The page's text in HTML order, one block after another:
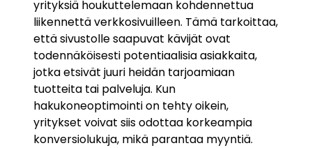
yrityksiä houkuttelemaan kohdennettua
liikennettä verkkosivuilleen. Tämä tarkoittaa,
että sivustolle saapuvat kävijät ovat
todennäköisesti potentiaalisia asiakkaita,
jotka etsivät juuri heidän tarjoamiaan
tuotteita tai palveluja. Kun
hakukoneoptimointi on tehty oikein,
yritykset voivat siis odottaa korkeampia
konversiolukuja, mikä parantaa myyntiä.